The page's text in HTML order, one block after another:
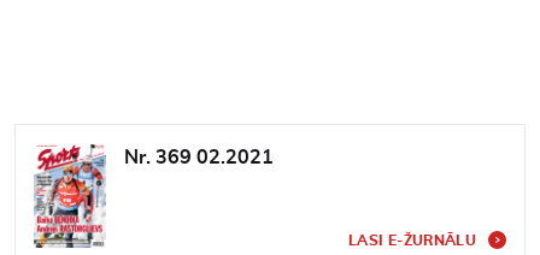
Nr. 369 02.2021
LASI E-ŽURNĀLU